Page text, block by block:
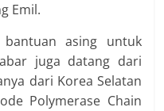
Emil.
asing untuk
juga datang dari
dari Korea Selatan
Polymerase Chain